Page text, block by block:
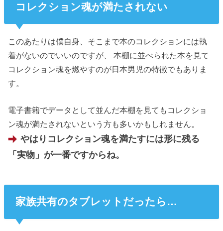
コレクション魂が満たされない
このあたりは僕自身、そこまで本のコレクションには執
着がないのでいいのですが、 本棚に並べられた本を見て
コレクション魂を燃やすのが日本男児の特徴でもありま
す。
電子書籍でデータとして並んだ本棚を見てもコレクショ
ン魂が満たされないという方も多いかもしれません。
やはりコレクション魂を満たすには形に残る
「実物」が一番ですからね。
家族共有のタブレットだったら…